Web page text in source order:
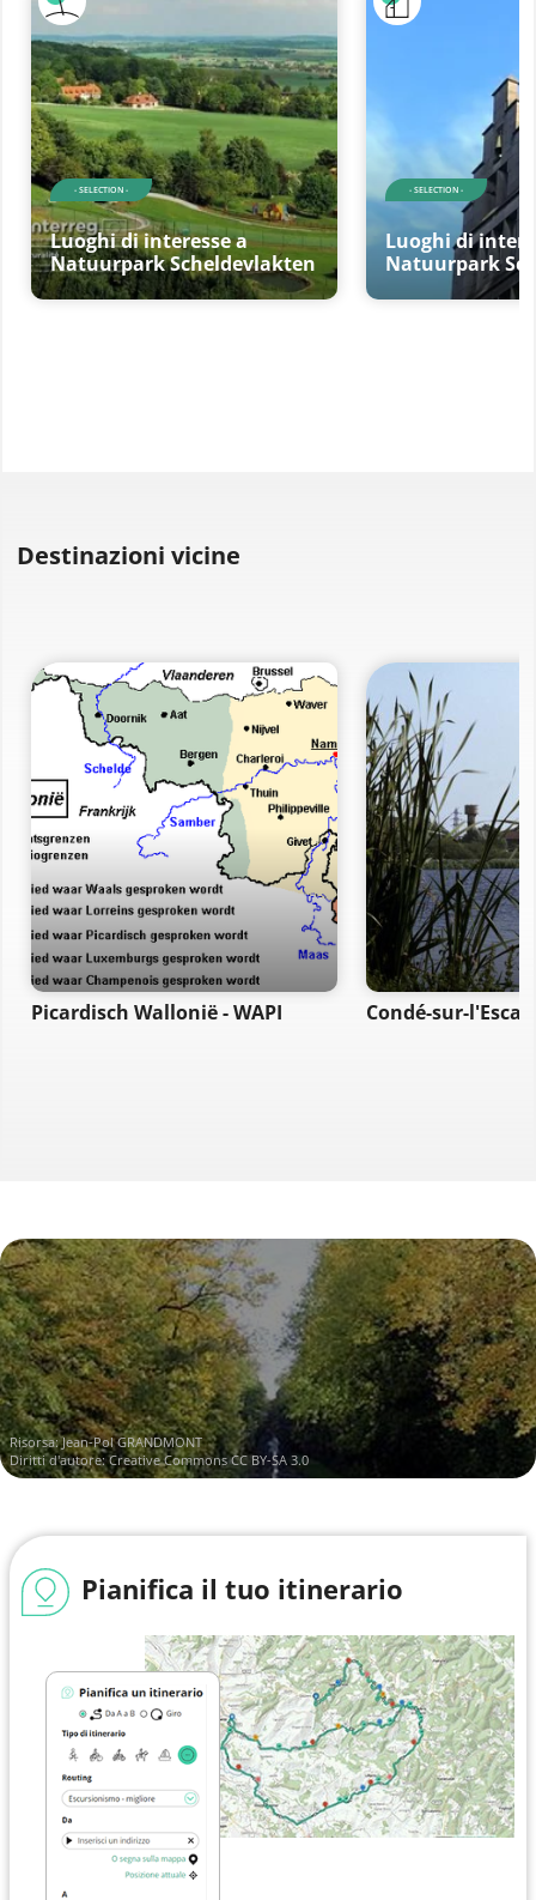
- SELECTION -
Luoghi di interesse a
Natuurpark Scheldevlakten
- SELECTION -
Luoghi di
Natuurpark
Destinazioni vicine
Picardisch Wallonië - WAPI Condé-sur-
Risorsa:Jean-Pol GRANDMONT
Diritti d'autore:Creative Commons CC BY-SA 3.0
Pianifica il tuo itinerario